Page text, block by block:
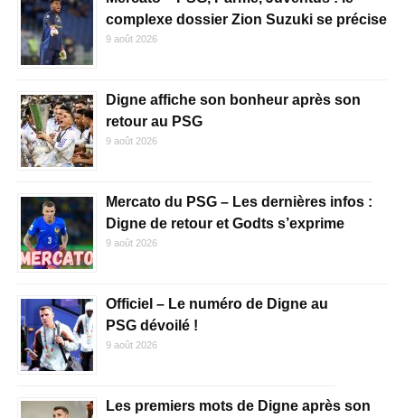
complexe dossier Zion Suzuki se précise
9 août 2026
Digne affiche son bonheur après son
retour au PSG
9 août 2026
Mercato du PSG – Les dernières infos :
Digne de retour et Godts s’exprime
9 août 2026
Officiel – Le numéro de Digne au
PSG dévoilé !
9 août 2026
Les premiers mots de Digne après son